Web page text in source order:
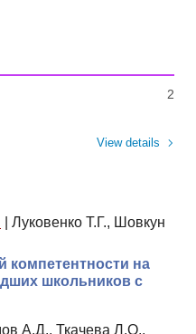
2
View details
Луковенко Т.Г., Шовкун
компетентности на
школьников с
А.Д., Ткачева Л.О.,